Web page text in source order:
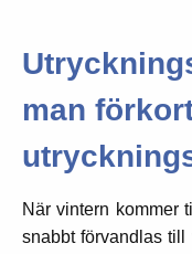
man
När vintern kommer
snabbt förvandlas